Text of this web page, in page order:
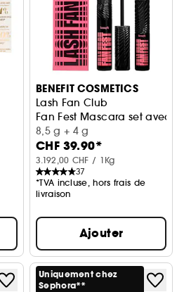
BENEFIT COSMETICS
Lash Fan Club
Fan Fest Mascara set avec
8,5 g + 4 g
CHF 39.90*
3.192,00 CHF / 1Kg
37
*TVA incluse, hors frais de
livraison
Ajouter
Uniquement chez
Sephora**